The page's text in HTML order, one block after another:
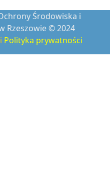
Środowiska i
Rzeszowie © 2024
Polityka prywatności